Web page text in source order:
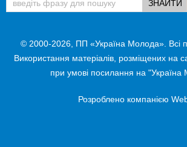
© 2000-2026, ПП «Україна Молода». Всі
Використання матеріалів, розміщених на
при умові посилання на "Україна
Розроблено компанією